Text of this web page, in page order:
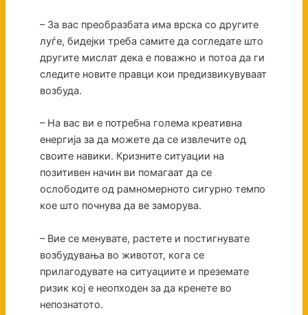
– За вас преобразбата има врска со другите
луѓе, бидејки треба самите да согледате што
другите мислат дека е поважно и потоа да ги
следите новите правци кои предизвикувуваат
возбуда.
– На вас ви е потребна голема креативна
енергија за да можете да се извлечите од
своите навики. Кризните ситуации на
позитивен начин ви помагаат да се
ослободите од рамномерното сигурно темпо
кое што почнува да ве заморува.
– Вие се менувате, растете и постигнувате
возбудувања во животот, кога се
прилагодувате на ситуациите и преземате
ризик кој е неопходен за да кренете во
непознатото.